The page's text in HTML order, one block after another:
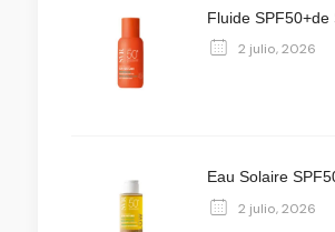
Fluide SPF50+de
2 julio, 2026
Eau Solaire
2 julio, 2026